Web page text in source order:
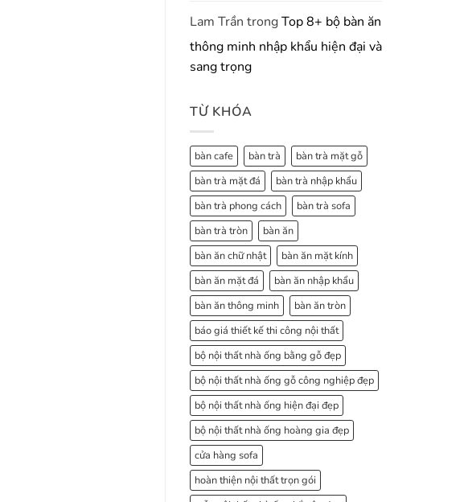
Lam Trần trongTop 8+ bộ bàn ăn
thông minh nhập khẩu hiện đại và
sang trọng
TỪ KHÓA
bàn cafe bàn trà
bàn trà mặt gỗ
bàn trà mặt đá
bàn trà nhập khẩu
bàn trà phong cách
bàn trà sofa
bàn trà tròn
bàn ăn
bàn ăn chữ nhật
bàn ăn mặt kính
bàn ăn mặt đá
bàn ăn nhập khẩu
bàn ăn thông minh
bàn ăn tròn
báo giá thiết kế thi công nội thất
bộ nội thất nhà ống bằng gỗ đẹp
bộ nội thất nhà ống gỗ công nghiệp đẹp
bộ nội thất nhà ống hiện đại đẹp
bộ nội thất nhà ống hoàng gia đẹp
cửa hàng sofa
hoàn thiện nội thất trọn gói